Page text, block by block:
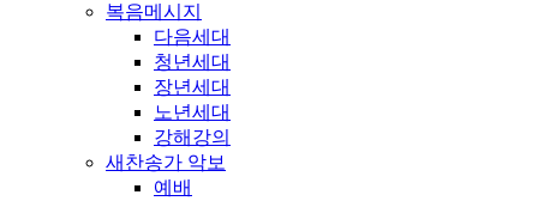
복음메시지
다음세대
청년세대
장년세대
노년세대
강해강의
새찬송가 악보
예배